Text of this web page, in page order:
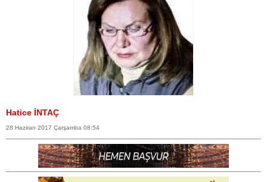
Hatice İNTAÇ
28 Haziran 2017 Çarşamba 08:54